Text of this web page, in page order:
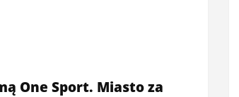
One Sport. Miasto za